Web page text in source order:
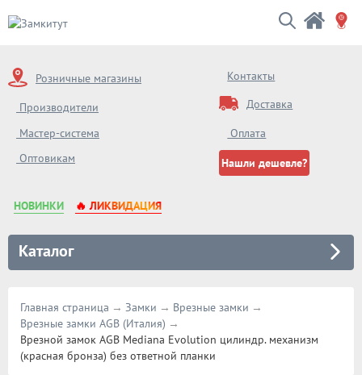
Розничные магазины
Производители
Мастер-система
Оптовикам
Контакты
Доставка
Оплата
Нашли дешевле?
НОВИНКИ 🔥 ЛИКВИДАЦИЯ
Каталог
Главная страница Замки
Врезные замки
Врезные замки AGB (Италия)
Врезной замок AGB Mediana Evolution цилиндр. механизм
(красная бронза) без ответной планки